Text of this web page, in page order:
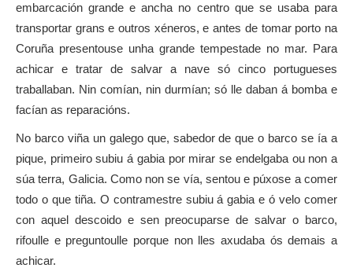
embarcación grande e ancha no centro que se usaba para
transportar grans e outros xéneros, e antes de tomar porto na
Coruña presentouse unha grande tempestade no mar. Para
achicar e tratar de salvar a nave só cinco portugueses
traballaban. Nin comían, nin durmían; só lle daban á bomba e
facían as reparacións.
No barco viña un galego que, sabedor de que o barco se ía a
pique, primeiro subiu á gabia por mirar se endelgaba ou non a
súa terra, Galicia. Como non se vía, sentou e púxose a comer
todo o que tiña. O contramestre subiu á gabia e ó velo comer
con aquel descoido e sen preocuparse de salvar o barco,
rifoulle e preguntoulle porque non lles axudaba ós demais a
achicar.